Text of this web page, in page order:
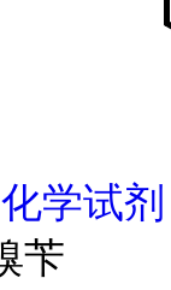
化学试剂
苄